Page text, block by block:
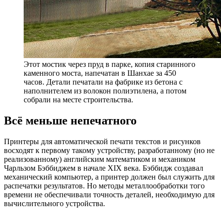
Этот мостик через пруд в парке, копия старинного
каменного моста, напечатан в Шанхае за 450
часов. Детали печатали на фабрике из бетона с
наполнителем из волокон полиэтилена, а потом
собрали на месте строительства.
Всё меньше непечатного
Принтеры для автоматической печати текстов и рисунков
восходят к первому такому устройству, разработанному (но не
реализованному) английским математиком и механиком
Чарльзом Бэббиджем в начале XIX века. Бэббидж создавал
механический компьютер, а принтер должен был служить для
распечатки результатов. Но методы металлообработки того
времени не обеспечивали точность деталей, необходимую для
вычислительного устройства.